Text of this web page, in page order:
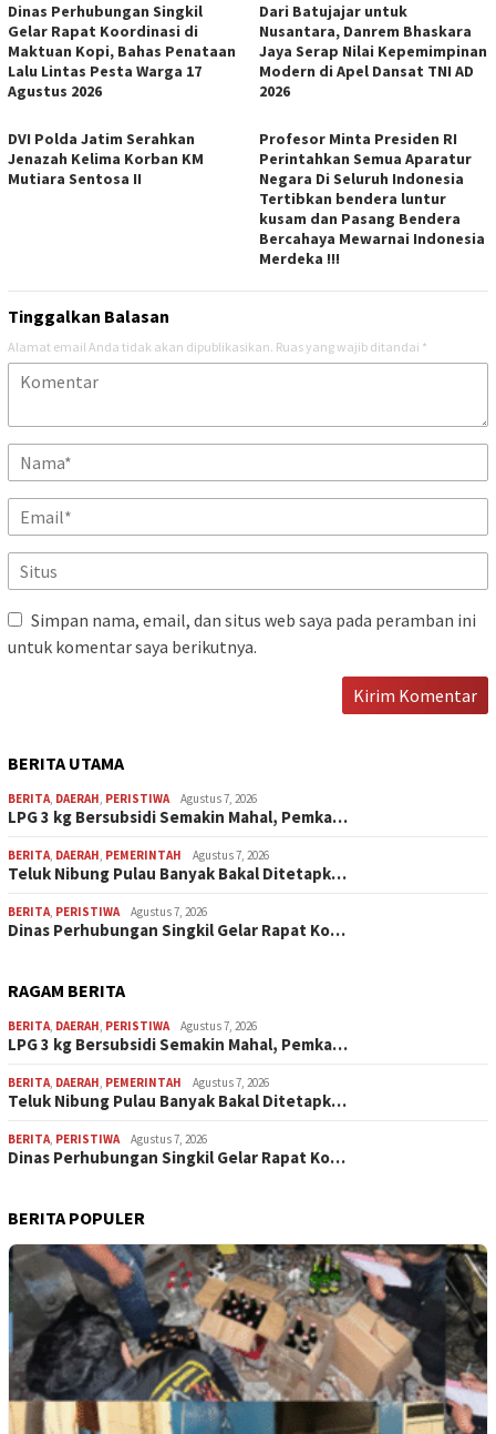
Dinas Perhubungan Singkil
Gelar Rapat Koordinasi di
Maktuan Kopi, Bahas Penataan
Lalu Lintas Pesta Warga 17
Agustus 2026
Dari Batujajar untuk
Nusantara, Danrem Bhaskara
Jaya Serap Nilai Kepemimpinan
Modern di Apel Dansat TNI AD
2026
DVI Polda Jatim Serahkan
Jenazah Kelima Korban KM
Mutiara Sentosa II
Profesor Minta Presiden RI
Perintahkan Semua Aparatur
Negara Di Seluruh Indonesia
Tertibkan bendera luntur
kusam dan Pasang Bendera
Bercahaya Mewarnai Indonesia
Merdeka !!!
Tinggalkan Balasan
Alamat email Anda tidak akan dipublikasikan. Ruas yang wajib ditandai *
Simpan nama, email, dan situs web saya pada peramban ini
untuk komentar saya berikutnya.
BERITA UTAMA
BERITA, DAERAH, PERISTIWA Agustus 7, 2026
LPG 3 kg Bersubsidi Semakin Mahal, Pemka…
BERITA, DAERAH, PEMERINTAH Agustus 7, 2026
Teluk Nibung Pulau Banyak Bakal Ditetapk…
BERITA, PERISTIWA Agustus 7, 2026
Dinas Perhubungan Singkil Gelar Rapat Ko…
RAGAM BERITA
BERITA, DAERAH, PERISTIWA Agustus 7, 2026
LPG 3 kg Bersubsidi Semakin Mahal, Pemka…
BERITA, DAERAH, PEMERINTAH Agustus 7, 2026
Teluk Nibung Pulau Banyak Bakal Ditetapk…
BERITA, PERISTIWA Agustus 7, 2026
Dinas Perhubungan Singkil Gelar Rapat Ko…
BERITA POPULER